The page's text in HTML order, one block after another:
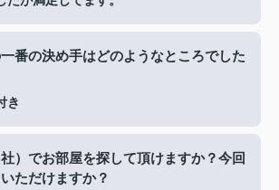
番の決め手はどのようなところでした
き
）でお部屋を探して頂けますか？今回
ただけますか？